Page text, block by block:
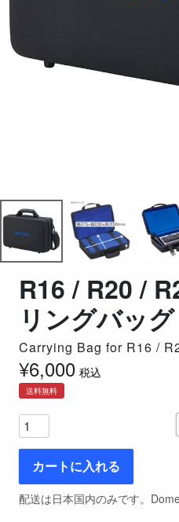
Carrying Bag for R16 /
R16 / R20 /
リングバッグ
¥6,000 税込
送料無料
カートに入れる
配送は日本国内のみです。